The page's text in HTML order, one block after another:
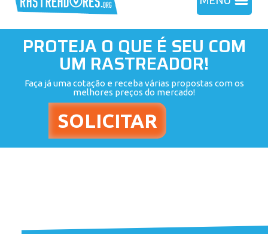
PROTEJA O QUE É SEU COM
UM RASTREADOR!
Faça já uma cotação e receba várias propostas com os
melhores preços do mercado!